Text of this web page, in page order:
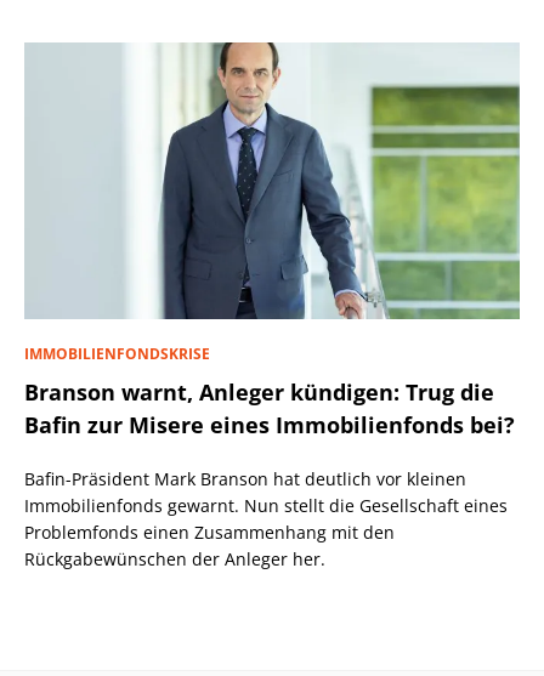
IMMOBILIENFONDSKRISE
Branson warnt, Anleger kündigen: Trug die
Bafin zur Misere eines Immobilienfonds bei?
Bafin-Präsident Mark Branson hat deutlich vor kleinen
Immobilienfonds gewarnt. Nun stellt die Gesellschaft eines
Problemfonds einen Zusammenhang mit den
Rückgabewünschen der Anleger her.